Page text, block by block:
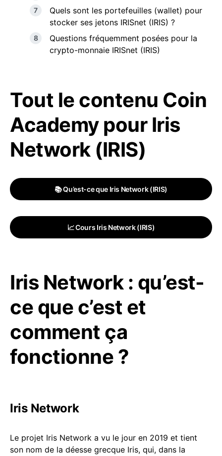
Quels sont les portefeuilles (wallet) pour
stocker ses jetons IRISnet (IRIS) ?
Questions fréquemment posées pour la
crypto-monnaie IRISnet (IRIS)
Tout le contenu Coin
Academy pour Iris
Network (IRIS)
📚 Qu’est-ce que Iris Network (IRIS)
📈 Cours Iris Network (IRIS)
Iris Network : qu’est-
ce que c’est et
comment ça
fonctionne ?
Iris Network
Le projet Iris Network a vu le jour en 2019 et tient
son nom de la déesse grecque Iris, qui, dans la